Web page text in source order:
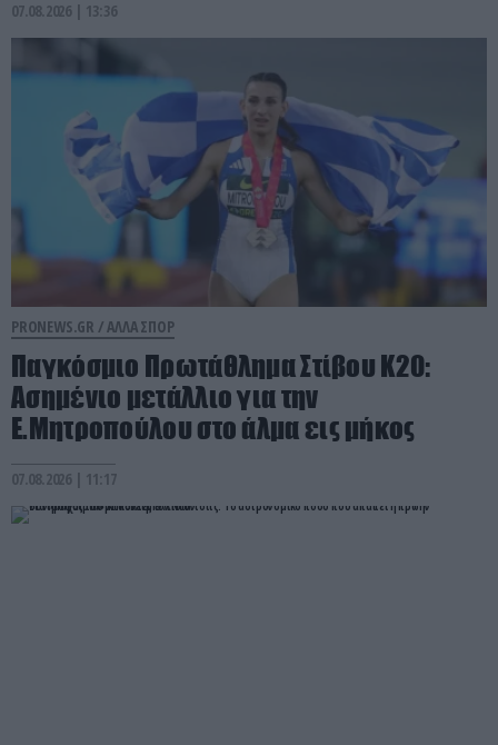
07.08.2026 | 13:36
PRONEWS.GR / ΑΛΛΑ ΣΠΟΡ
Παγκόσμιο Πρωτάθλημα Στίβου Κ20:
Ασημένιο μετάλλιο για την
Ε.Μητροπούλου στο άλμα εις μήκος
07.08.2026 | 11:17